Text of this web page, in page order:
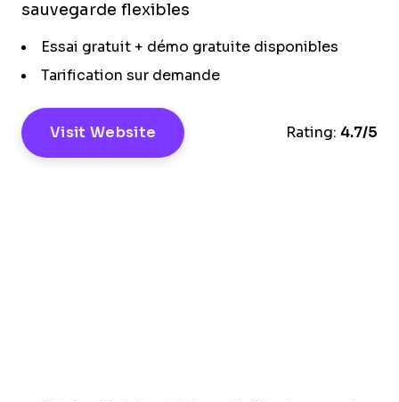
sauvegarde flexibles
Essai gratuit + démo gratuite disponibles
Tarification sur demande
Visit Website Rating: 4.7/5